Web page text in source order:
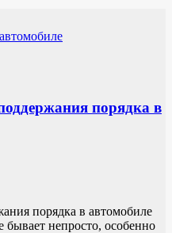
порядка в
порядка в автомобиле
непросто, особенно